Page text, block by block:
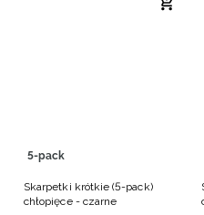
5-pack
Skarpetki krótkie (5-pack)
chłopięce - czarne